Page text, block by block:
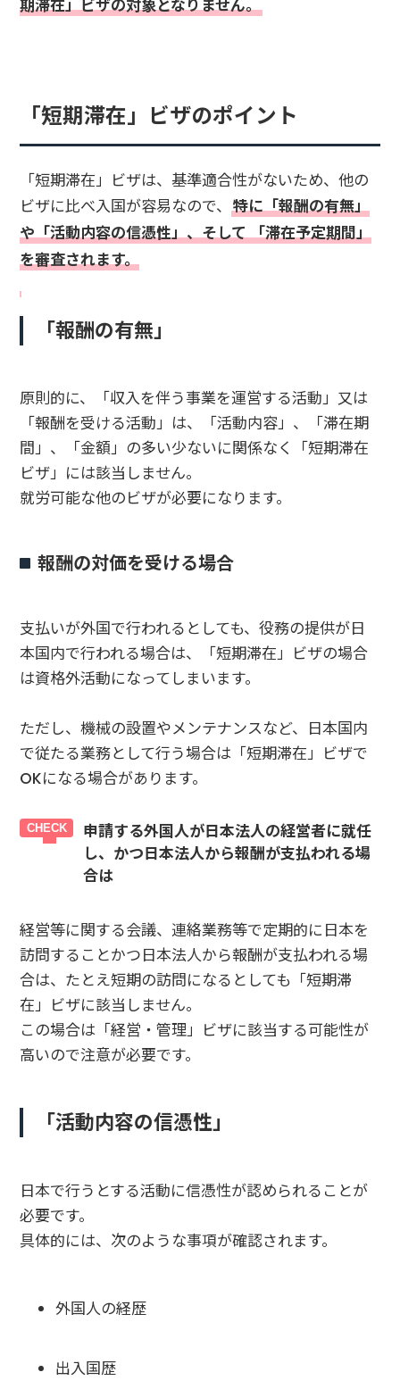
期滞在」ビザの対象となりません。
「短期滞在」ビザのポイント
「短期滞在」ビザは、基準適合性がないため、他の
ビザに比べ入国が容易なので、特に「報酬の有無」
や「活動内容の信憑性」、そして 「滞在予定期間」
を審査されます。
「報酬の有無」
原則的に、「収入を伴う事業を運営する活動」又は
「報酬を受ける活動」は、「活動内容」、「滞在期
間」、「金額」の多い少ないに関係なく「短期滞在
ビザ」には該当しません。
就労可能な他のビザが必要になります。
報酬の対価を受ける場合
支払いが外国で行われるとしても、役務の提供が日
本国内で行われる場合は、「短期滞在」ビザの場合
は資格外活動になってしまいます。
ただし、機械の設置やメンテナンスなど、日本国内
で従たる業務として行う場合は「短期滞在」ビザで
OKになる場合があります。
申請する外国人が日本法人の経営者に就任
し、かつ日本法人から報酬が支払われる場
合は
経営等に関する会議、連絡業務等で定期的に日本を
訪問することかつ日本法人から報酬が支払われる場
合は、たとえ短期の訪問になるとしても「短期滞
在」ビザに該当しません。
この場合は「経営・管理」ビザに該当する可能性が
高いので注意が必要です。
「活動内容の信憑性」
日本で行うとする活動に信憑性が認められることが
必要です。
具体的には、次のような事項が確認されます。
外国人の経歴
出入国歴